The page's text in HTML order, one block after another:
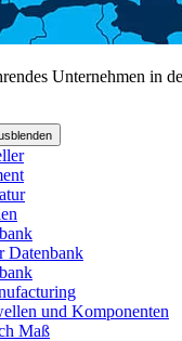
Unternehmen in
Datenbank
und Komponenten
Maß